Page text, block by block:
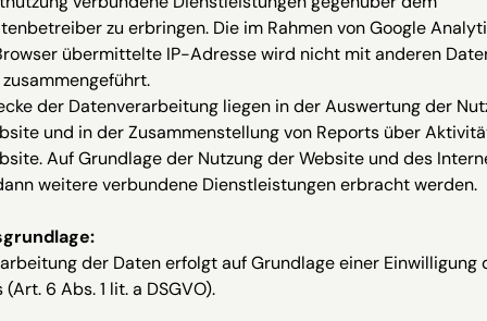
zu erbringen. Die im Rahmen von Google
übermittelte IP-Adresse wird nicht mit anderen
der Datenverarbeitung liegen in der Auswertung der
und in der Zusammenstellung von Reports über
Auf Grundlage der Nutzung der Website und des
weitere verbundene Dienstleistungen erbracht werden.
der Daten erfolgt auf Grundlage einer Einwilligung
6 Abs. 1 lit. a DSGVO).